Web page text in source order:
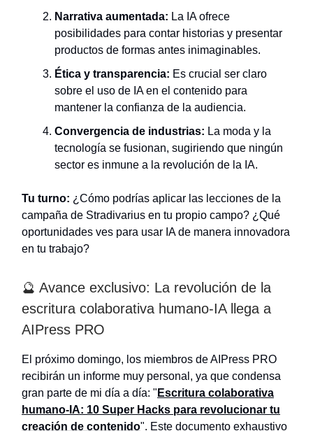
Narrativa aumentada: La IA ofrece
posibilidades para contar historias y presentar
productos de formas antes inimaginables.
Ética y transparencia: Es crucial ser claro
sobre el uso de IA en el contenido para
mantener la confianza de la audiencia.
Convergencia de industrias: La moda y la
tecnología se fusionan, sugiriendo que ningún
sector es inmune a la revolución de la IA.
Tu turno: ¿Cómo podrías aplicar las lecciones de la
campaña de Stradivarius en tu propio campo? ¿Qué
oportunidades ves para usar IA de manera innovadora
en tu trabajo?
🔮 Avance exclusivo: La revolución de la
escritura colaborativa humano-IA llega a
AIPress PRO
El próximo domingo, los miembros de AIPress PRO
recibirán un informe muy personal, ya que condensa
gran parte de mi día a día: " Escritura colaborativa
humano-IA: 10 Super Hacks para revolucionar tu
creación de contenido". Este documento exhaustivo